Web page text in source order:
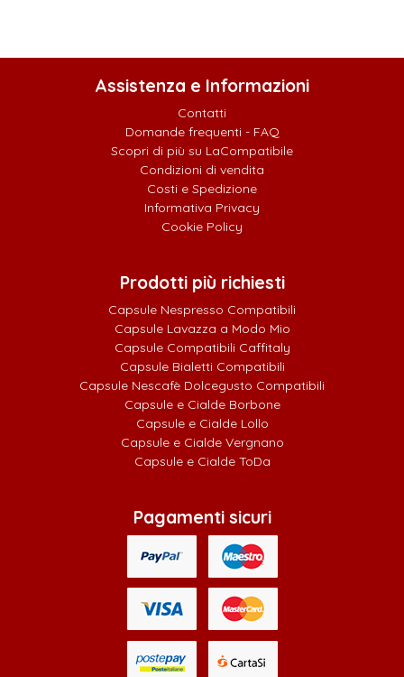
Assistenza e Informazioni
Contatti
Domande frequenti - FAQ
Scopri di più su LaCompatibile
Condizioni di vendita
Costi e Spedizione
Informativa Privacy
Cookie Policy
Prodotti più richiesti
Capsule Nespresso Compatibili
Capsule Lavazza a Modo Mio
Capsule Compatibili Caffitaly
Capsule Bialetti Compatibili
Capsule Nescafè Dolcegusto Compatibili
Capsule e Cialde Borbone
Capsule e Cialde Lollo
Capsule e Cialde Vergnano
Capsule e Cialde ToDa
Pagamenti sicuri